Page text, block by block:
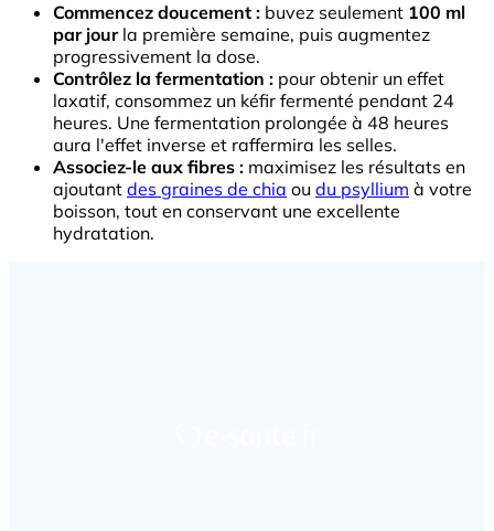
Commencez doucement : buvez seulement 100 ml
par jourla première semaine, puis augmentez
progressivement la dose.
Contrôlez la fermentation : pour obtenir un effet
laxatif, consommez un kéfir fermenté pendant 24
heures. Une fermentation prolongée à 48 heures
aura l'effet inverse et raffermira les selles.
Associez-le aux fibres : maximisez les résultats en
ajoutant des graines de chia ou du psyllium à votre
boisson, tout en conservant une excellente
hydratation.